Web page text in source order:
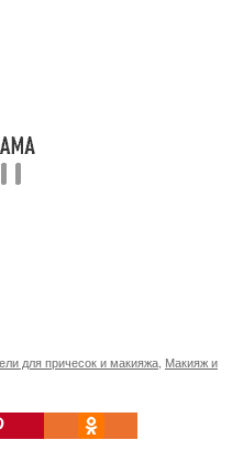
для причесок и макияжа Макияж и